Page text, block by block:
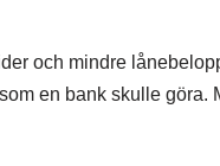
och mindre
en bank skulle göra.